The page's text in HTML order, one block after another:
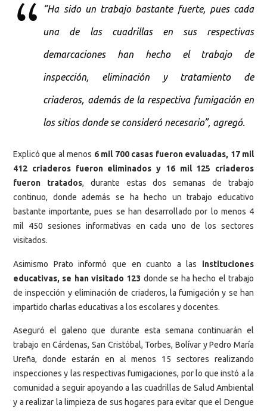
“Ha sido un trabajo bastante fuerte, pues cada
una de las cuadrillas en sus respectivas
demarcaciones han hecho el trabajo de
inspección, eliminación y tratamiento de
criaderos, además de la respectiva fumigación en
los sitios donde se consideró necesario”, agregó.
Explicó que al menos 6 mil 700 casas fueron evaluadas, 17 mil
412 criaderos fueron eliminados y 16 mil 125 criaderos
fueron tratados, durante estas dos semanas de trabajo
continuo, donde además se ha hecho un trabajo educativo
bastante importante, pues se han desarrollado por lo menos 4
mil 450 sesiones informativas en cada uno de los sectores
visitados.
Asimismo Prato informó que en cuanto a las instituciones
educativas, se han visitado 123 donde se ha hecho el trabajo
de inspección y eliminación de criaderos, la fumigación y se han
impartido charlas educativas a los escolares y docentes.
Aseguró el galeno que durante esta semana continuarán el
trabajo en Cárdenas, San Cristóbal, Torbes, Bolívar y Pedro María
Ureña, donde estarán en al menos 15 sectores realizando
inspecciones y las respectivas fumigaciones, por lo que instó a la
comunidad a seguir apoyando a las cuadrillas de Salud Ambiental
y a realizar la limpieza de sus hogares para evitar que el Dengue